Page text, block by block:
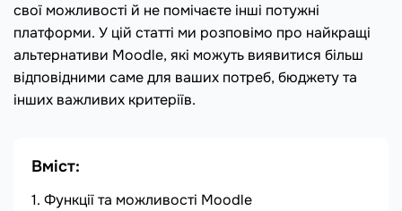
свої можливості й не помічаєте інші потужні
платформи. У цій статті ми розповімо про найкращі
альтернативи Moodle, які можуть виявитися більш
відповідними саме для ваших потреб, бюджету та
інших важливих критеріїв.
Вміст:
Функції та можливості Moodle